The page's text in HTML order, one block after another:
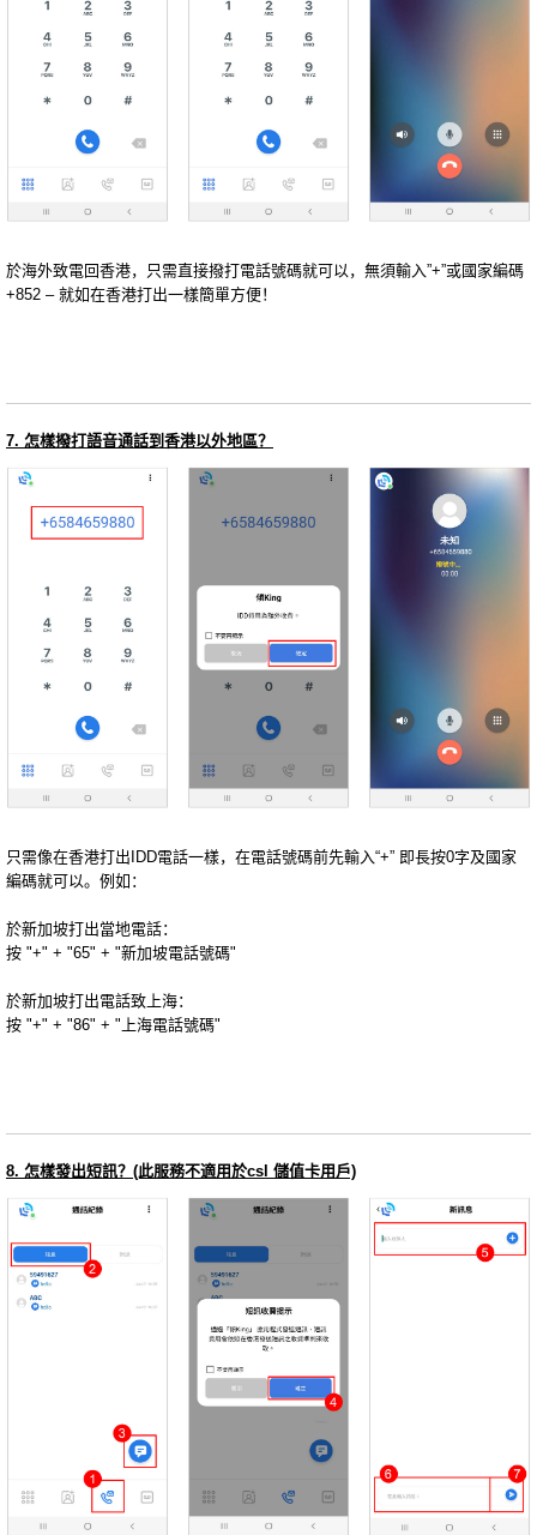
於海外致電回香港，只需直接撥打電話號碼就可以，無須輸入”+”或國家編碼
+852 – 就如在香港打出一樣簡單方便！
7. 怎樣撥打語音通話到香港以外地區？
只需像在香港打出IDD電話一樣，在電話號碼前先輸入“+” 即長按0字及國家
編碼就可以。例如：
於新加坡打出當地電話：
按 "+" + "65" + "新加坡電話號碼"
於新加坡打出電話致上海：
按 "+" + "86" + "上海電話號碼"
8. 怎樣發出短訊？(此服務不適用於csl 儲值卡用戶)